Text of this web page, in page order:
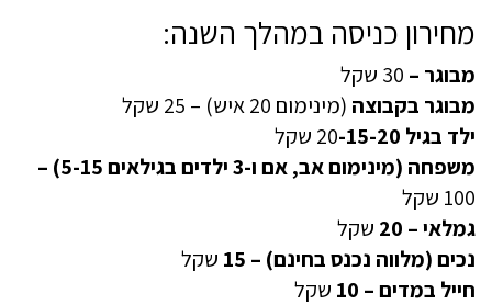
מחירון כניסה במהלך השנה:
מבוגר – 30 שקל
מבוגר בקבוצה (מינימום 20 איש) – 25 שקל
ילד בגיל
20-15-20
שקל
משפחה (מינימום אב, אם ו-3 ילדים בגילאים 5-15) –
100 שקל
גמלאי – 20
שקל
נכים (מלווה נכנס בחינם) – 15
שקל
חייל במדים – 10
שקל